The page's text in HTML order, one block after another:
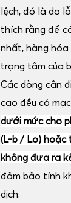
lệch, đó là do
thích rằng để
nhất, hàng
trọng tâm của
Các dòng cân
cao đều có
dưới mức cho
(L-b / Lo)
không đưa ra
đảm bảo tính
dịch.